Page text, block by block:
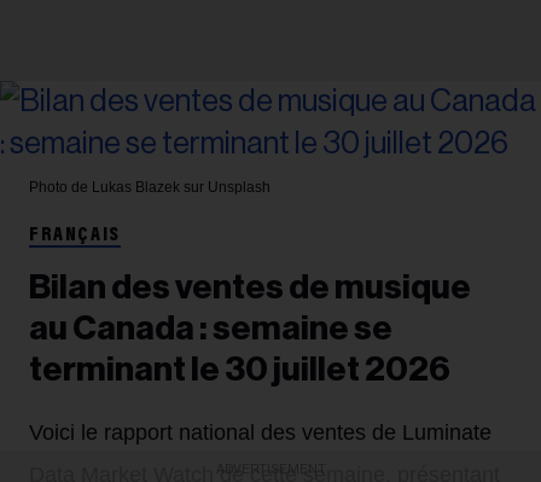
Photo de Lukas Blazek sur Unsplash
FRANÇAIS
Bilan des ventes de musique
au Canada : semaine se
terminant le 30 juillet 2026
Voici le rapport national des ventes de Luminate